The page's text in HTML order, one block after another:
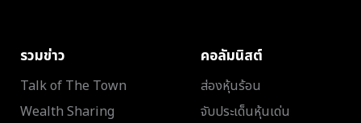
รวมข่าว
Talk of The Town
Wealth Sharing
คอลัมนิสต์
ส่องหุ้นร้อน
จับประเด็นหุ้นเด่น